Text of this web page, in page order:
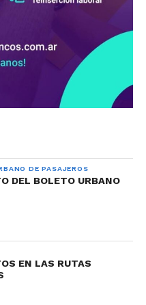
DE PASAJEROS
DEL BOLETO URBANO
EN LAS RUTAS